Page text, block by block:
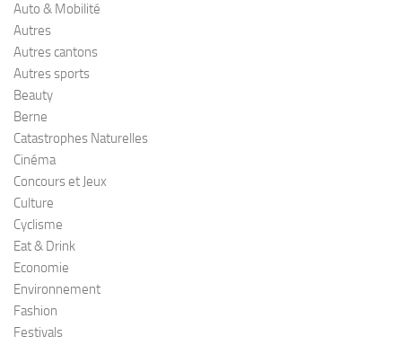
Auto & Mobilité
Autres
Autres cantons
Autres sports
Beauty
Berne
Catastrophes Naturelles
Cinéma
Concours et Jeux
Culture
Cyclisme
Eat & Drink
Economie
Environnement
Fashion
Festivals